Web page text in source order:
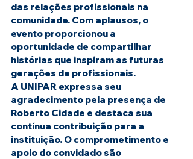
das relações profissionais na
comunidade. Com aplausos, o
evento proporcionou a
oportunidade de compartilhar
histórias que inspiram as futuras
gerações de profissionais.
A UNIPAR expressa seu
agradecimento pela presença de
Roberto Cidade e destaca sua
contínua contribuição para a
instituição. O comprometimento e
apoio do convidado são